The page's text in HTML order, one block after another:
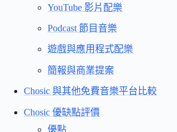
YouTube 影片配樂
Podcast 節目音樂
遊戲與應用程式配樂
簡報與商業提案
Chosic 與其他免費音樂平台比較
Chosic 優缺點評價
優點